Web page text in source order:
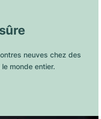
neuves chez des
monde entier.